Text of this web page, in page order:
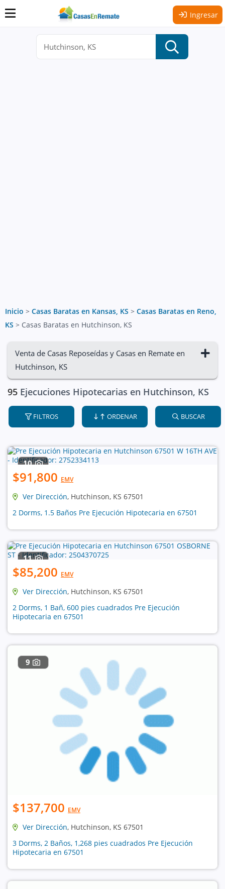
Ingresar
Inicio > Casas Baratas en Kansas, KS > Casas Baratas en Reno,
KS > Casas Baratas en Hutchinson, KS
Venta de Casas Reposeídas y Casas en Remate en
Hutchinson, KS
95 Ejecuciones Hipotecarias en Hutchinson, KS
FILTROS ORDENAR BUSCAR
10
$91,800 EMV
Ver Dirección, Hutchinson, KS 67501
2 Dorms, 1.5 Baños Pre Ejecución Hipotecaria en 67501
11
$85,200 EMV
Ver Dirección, Hutchinson, KS 67501
2 Dorms, 1 Bañ, 600 pies cuadrados Pre Ejecución
Hipotecaria en 67501
9
$137,700 EMV
Ver Dirección, Hutchinson, KS 67501
3 Dorms, 2 Baños, 1,268 pies cuadrados Pre Ejecución
Hipotecaria en 67501